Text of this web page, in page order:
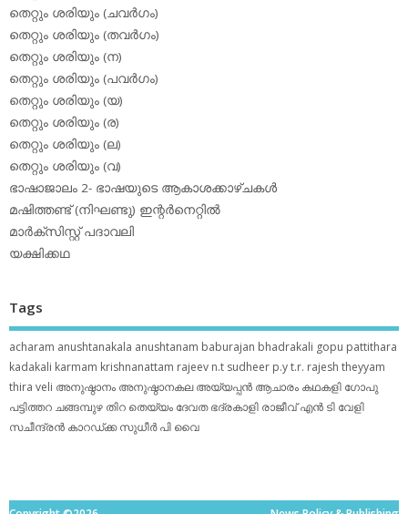
തെറ്റും ശരിയും (ചവര്‍ഗം)
തെറ്റും ശരിയും (തവര്‍ഗം)
തെറ്റും ശരിയും (ന)
തെറ്റും ശരിയും (പവര്‍ഗം)
തെറ്റും ശരിയും (യ)
തെറ്റും ശരിയും (ര)
തെറ്റും ശരിയും (ല)
തെറ്റും ശരിയും (വ)
ഭാഷാജാലം 2- ഭാഷയുടെ ആകാശക്കാഴ്ചകള്‍
മഷിത്തണ്ട് (നിഘണ്ടു) ഇന്റര്‍നെറ്റില്‍
മാര്‍ക്‌സിസ്റ്റ് പദാവലി
യക്ഷിക്കഥ
Tags
acharam anushtanakala anushtanam baburajan bhadrakali gopu pattithara
kadakali karmam krishnanattam rajeev n.t sudheer p.yt.r. rajesh theyyam
thira veli അനുഷ്ഠാനം അനുഷ്ഠാനകല അയ്യപ്പന്‍ ആചാരം കഥകളി ഗോപു
പട്ടിത്തറ ചങ്ങമ്പുഴ തിറ തെയ്യം ദേവത ഭദ്രകാളി രാജീവ് എൻ ടി വേളി
സചീന്ദ്രന്‍ കാറഡ്ക്ക സുധീര്‍ പി വൈ